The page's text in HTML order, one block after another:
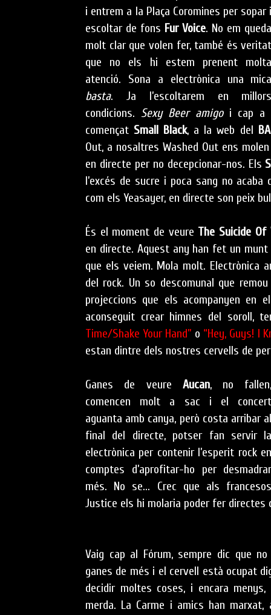
i entrem a la Plaça Coromines per sopar
escoltar de fons Fur Voice. No em
molt clar que volen fer, també és
que no els hi estem prenent
atenció. Sona a electrònica una
basta. Ja l’escoltarem en
condicions. Sexy Beer amigoi cap a
començat Small Black, a la web del
Out, a nosaltres Washed Out ens
en directe per no decepcionar-nos. Els
l’excés de sucre i poca sang no
com els Yeasayer, en directe son peix
És el moment de veure The Suicide Of
en directe. Aquest any han fet un
que els veiem. Mola molt. Electrònica
del rock. Un so descomunal que
projeccions que els acompanyen en
aconseguit crear himnes del soroll,
Time/Shake Your Hand” o “Hey, Guys! I
estan dintre dels nostres cervells de
Ganes de veure Aucan, no
comencen molt a sac i el
aguanta amb canya, però costa arribar
final del directe, potser fan servir
electrònica per contenir l’esperit rock
comptes d’aprofitar-ho per
més. No se... Crec que als
Justice els hi molaria poder fer directes
Vaig cap al Fórum, sempre dic que
ganes de més i el cervell està ocupat
decidir moltes coses, i encara
merda. La Carme i amics han